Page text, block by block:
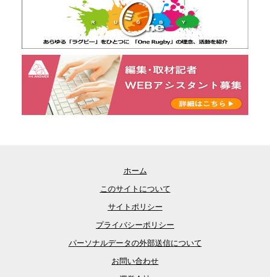
ホーム
このサイトについて
サイトポリシー
プライバシーポリシー
パーソナルデータの外部送信について
お問い合わせ